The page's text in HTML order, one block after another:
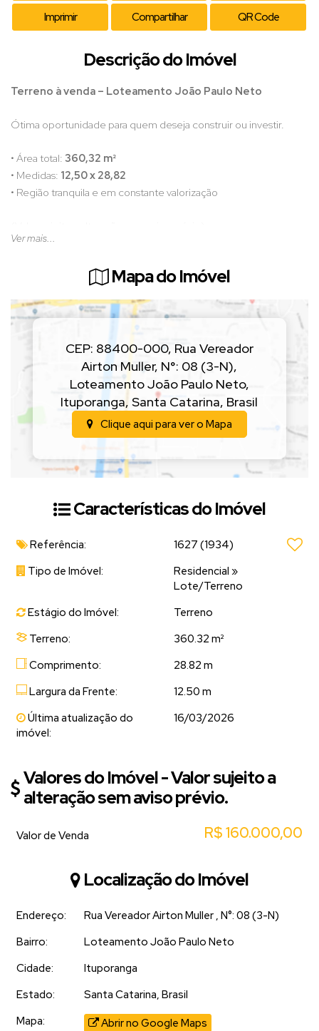
Imprimir Compartilhar QR Code
Descrição do Imóvel
Terreno à venda – Loteamento João Paulo Neto
Ótima oportunidade para quem deseja construir ou investir.
• Área total: 360,32 m²
• Medidas: 12,50 x 28,82
• Região tranquila e em constante valorização
Ver mais...
Mapa do Imóvel
CEP: 88400-000, Rua Vereador
Airton Muller, N°: 08 (3-N),
Loteamento João Paulo Neto,
Ituporanga,Santa Catarina, Brasil
Clique aqui para ver o Mapa
Características do Imóvel
Referência: 1627 (1934)
Tipo de Imóvel:
Residencial »
Lote/Terreno
Estágio do Imóvel:
Terreno
Terreno:
360.32 m²
Comprimento:
28.82 m
Largura da Frente:
12.50 m
Última atualização do
imóvel:
16/03/2026
Valores do Imóvel - Valor sujeito a
alteração sem aviso prévio.
R$160.000,00
Valor de Venda
Localização do Imóvel
Endereço: Rua Vereador Airton Muller , N°: 08 (3-N)
Bairro:
Loteamento João Paulo Neto
Cidade:
Ituporanga
Estado:
Santa Catarina, Brasil
Mapa:
Abrir no Google Maps